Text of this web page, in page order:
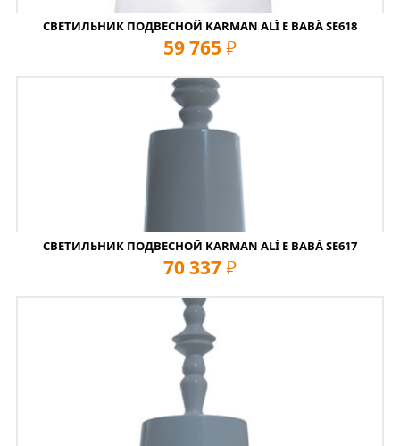
СВЕТИЛЬНИК ПОДВЕСНОЙ KARMAN ALÌ E BABÀ SE618
59 765 руб
СВЕТИЛЬНИК ПОДВЕСНОЙ KARMAN ALÌ E BABÀ SE617
70 337 руб